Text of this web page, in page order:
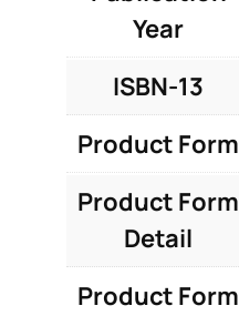
Year
ISBN-13
Product Form
Product Form
Detail
Product Form